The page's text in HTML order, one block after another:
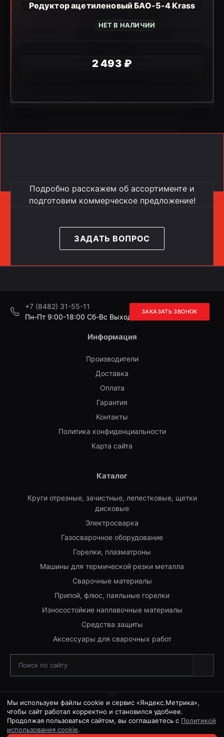
Редуктор ацетиленовый БАО-5-4 Krass
НЕТ В НАЛИЧИИ
2 493 ₽
Подробно расскажем об ассортименте и
подготовим коммерческое предложение!
ЗАДАТЬ ВОПРОС
+7 (8482) 31-55-11
Пн-Пт 9:00-18:00 Cб-Вс Выходной
ЗАКАЗАТЬ ЗВОНОК
Информация
Производители
Доставка
Оплата
Гарантия
Контакты
Политика конфиденциальности
Карта сайта
Каталог
Круги отрезные, зачистные, лепестковые, щетки
дисковые
Электросварка
Газосварочное оборудование
Горелки, плазматроны
Машины для термической резки металла
Сварочные материалы
Припой, флюс, паяльные горелки
Износостойкие наплавочные материалы
Средства защиты
Аксессуары для сварочных работ
Мы используем файлы cookie и сервис «Яндекс.Метрика»,
чтобы сайт работал корректно и становился удобнее.
Продолжая пользоваться сайтом, вы соглашаетесь с Политикой
использования cookie.